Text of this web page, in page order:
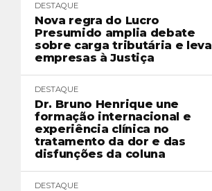
DESTAQUE
Nova regra do Lucro
Presumido amplia debate
sobre carga tributária e leva
empresas à Justiça
DESTAQUE
Dr. Bruno Henrique une
formação internacional e
experiência clínica no
tratamento da dor e das
disfunções da coluna
DESTAQUE